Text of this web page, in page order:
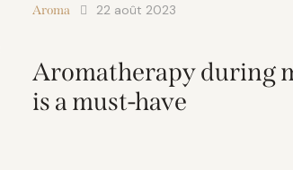
Aroma 22 août 2023
Aromatherapy during
is a must-have